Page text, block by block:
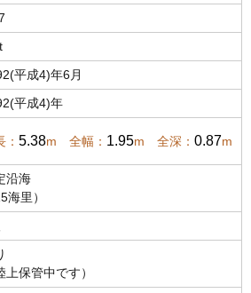
平成4)年6月
平成4)年
： 5.38m 全幅： 1.95m 全深： 0.87m
沿海
海里）
上保管中です）